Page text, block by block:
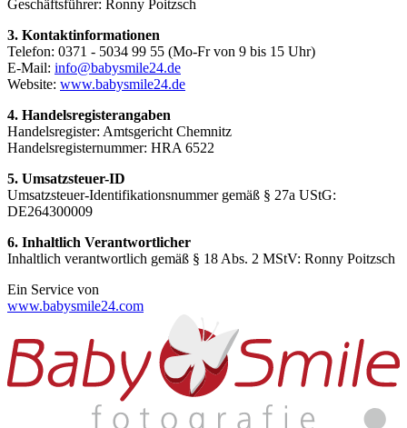
Geschäftsführer: Ronny Poitzsch
3. Kontaktinformationen
Telefon: 0371 - 5034 99 55 (Mo-Fr von 9 bis 15 Uhr)
E-Mail: info@babysmile24.de
Website: www.babysmile24.de
4. Handelsregisterangaben
Handelsregister: Amtsgericht Chemnitz
Handelsregisternummer: HRA 6522
5. Umsatzsteuer-ID
Umsatzsteuer-Identifikationsnummer gemäß § 27a UStG:
DE264300009
6. Inhaltlich Verantwortlicher
Inhaltlich verantwortlich gemäß § 18 Abs. 2 MStV: Ronny Poitzsch
Ein Service von
www.babysmile24.com